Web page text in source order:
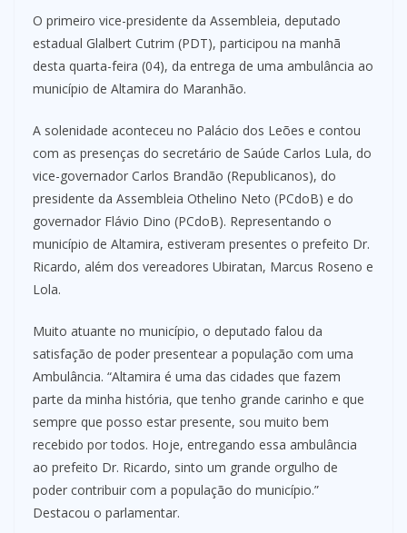
O primeiro vice-presidente da Assembleia, deputado
estadual Glalbert Cutrim (PDT), participou na manhã
desta quarta-feira (04), da entrega de uma ambulância ao
município de Altamira do Maranhão.
A solenidade aconteceu no Palácio dos Leões e contou
com as presenças do secretário de Saúde Carlos Lula, do
vice-governador Carlos Brandão (Republicanos), do
presidente da Assembleia Othelino Neto (PCdoB) e do
governador Flávio Dino (PCdoB). Representando o
município de Altamira, estiveram presentes o prefeito Dr.
Ricardo, além dos vereadores Ubiratan, Marcus Roseno e
Lola.
Muito atuante no município, o deputado falou da
satisfação de poder presentear a população com uma
Ambulância. “Altamira é uma das cidades que fazem
parte da minha história, que tenho grande carinho e que
sempre que posso estar presente, sou muito bem
recebido por todos. Hoje, entregando essa ambulância
ao prefeito Dr. Ricardo, sinto um grande orgulho de
poder contribuir com a população do município.”
Destacou o parlamentar.